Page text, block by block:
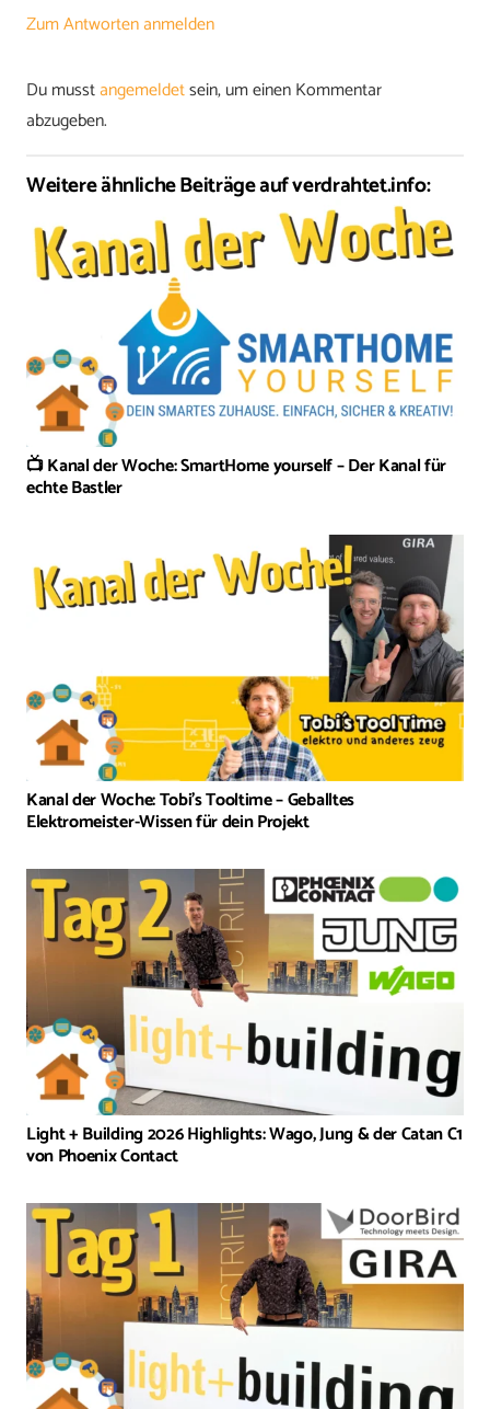
Zum Antworten anmelden
Du musstangemeldetsein, um einen Kommentar
abzugeben.
Weitere ähnliche Beiträge auf verdrahtet.info:
📺 Kanal der Woche: SmartHome yourself – Der Kanal für
echte Bastler
Kanal der Woche: Tobi’s Tooltime – Geballtes
Elektromeister-Wissen für dein Projekt
Light + Building 2026 Highlights: Wago, Jung & der Catan C1
von Phoenix Contact